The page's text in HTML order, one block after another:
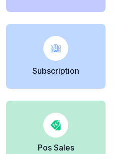
Subscription
Pos Sales